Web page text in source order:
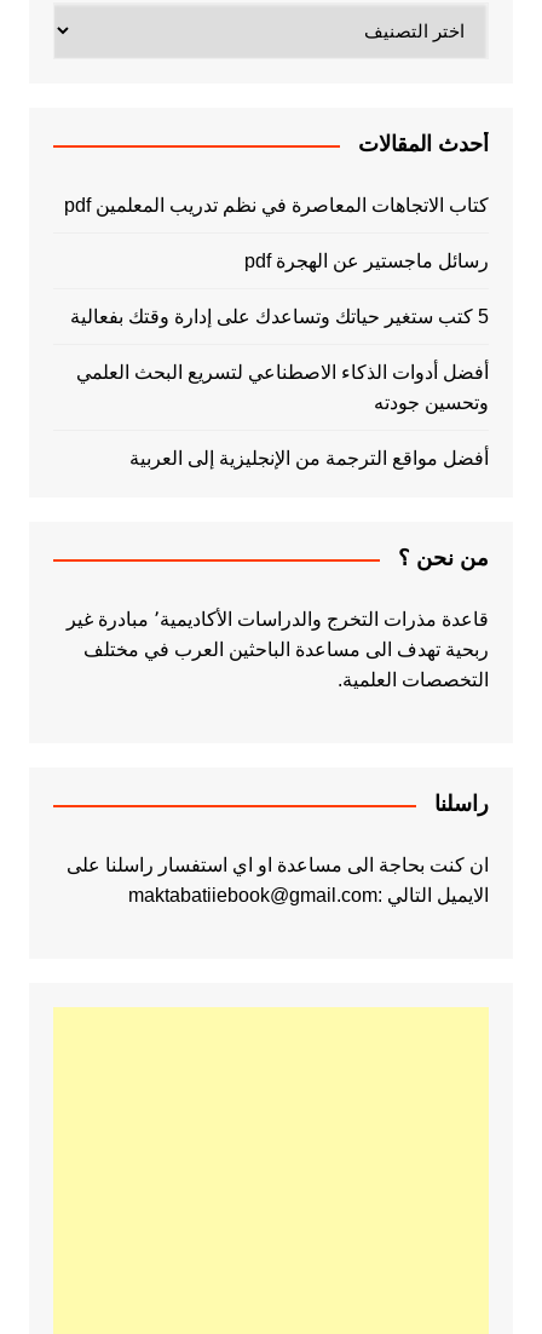
أحدث المقالات
كتاب الاتجاهات المعاصرة في نظم تدريب المعلمين pdf
رسائل ماجستير عن الهجرة pdf
5 كتب ستغير حياتك وتساعدك على إدارة وقتك بفعالية
أفضل أدوات الذكاء الاصطناعي لتسريع البحث العلمي
وتحسين جودته
أفضل مواقع الترجمة من الإنجليزية إلى العربية
من نحن ؟
قاعدة مذرات التخرج والدراسات الأكاديمية٬ مبادرة غير
ربحية تهدف الى مساعدة الباحثين العرب في مختلف
التخصصات العلمية.
راسلنا
ان كنت بحاجة الى مساعدة او اي استفسار راسلنا على
الايميل التالي :maktabatiiebook@gmail.com